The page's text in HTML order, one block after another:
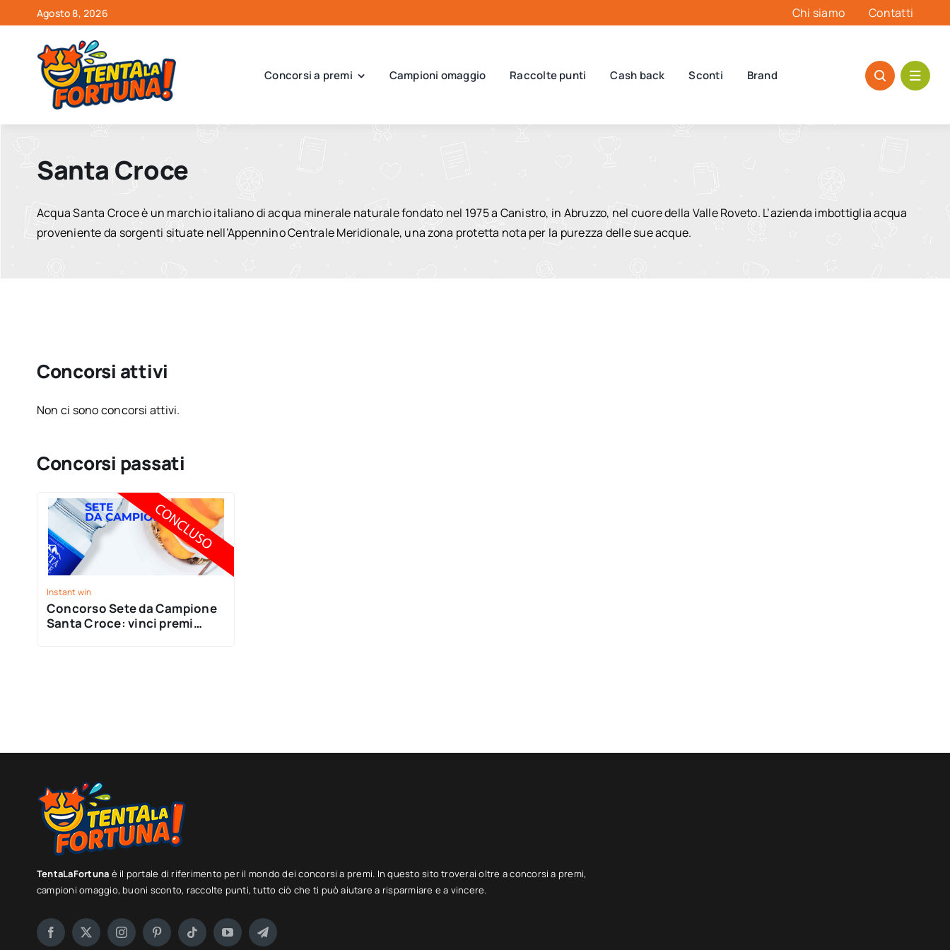
al
contenuto
Agosto 8, 2026 Chi siamo Contatti
Concorsi a premi Campioni omaggio Raccolte punti Cash back Sconti Brand
Santa Croce
Acqua Santa Croce è un marchio italiano di acqua minerale naturale fondato nel 1975 a Canistro, in Abruzzo, nel cuore della Valle Roveto. L’azienda imbottiglia acqua
proveniente da sorgenti situate nell’Appennino Centrale Meridionale, una zona protetta nota per la purezza delle sue acque.
Concorsi attivi
Non ci sono concorsi attivi.
Concorsi passati
Instant win
Concorso Sete da Campione
Santa Croce: vinci premi
TentaLaFortuna è il portale di riferimento per il mondo dei concorsi a premi. In questo sito troverai oltre a concorsi a premi,
campioni omaggio, buoni sconto, raccolte punti, tutto ciò che ti può aiutare a risparmiare e a vincere.